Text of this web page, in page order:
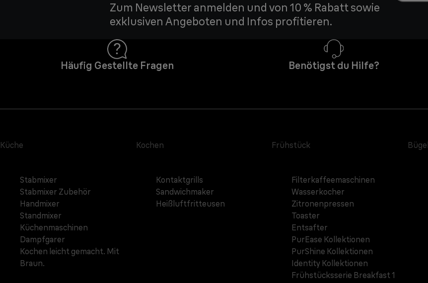
Zum Newsletter anmelden und von 10 % Rabatt sowie
exklusiven Angeboten und Infos profitieren.
Häufig Gestellte Fragen Benötigst du Hilfe?
Küche
Stabmixer
Stabmixer Zubehör
Handmixer
Standmixer
Küchenmaschinen
Dampfgarer
Kochen leicht gemacht. Mit
Braun.
Kochen
Kontaktgrills
Sandwichmaker
Heißluftfritteusen
Frühstück
Filterkaffeemaschinen
Wasserkocher
Zitronenpressen
Toaster
Entsafter
PurEase Kollektionen
PurShine Kollektionen
Identity Kollektionen
Frühstücksserie Breakfast 1